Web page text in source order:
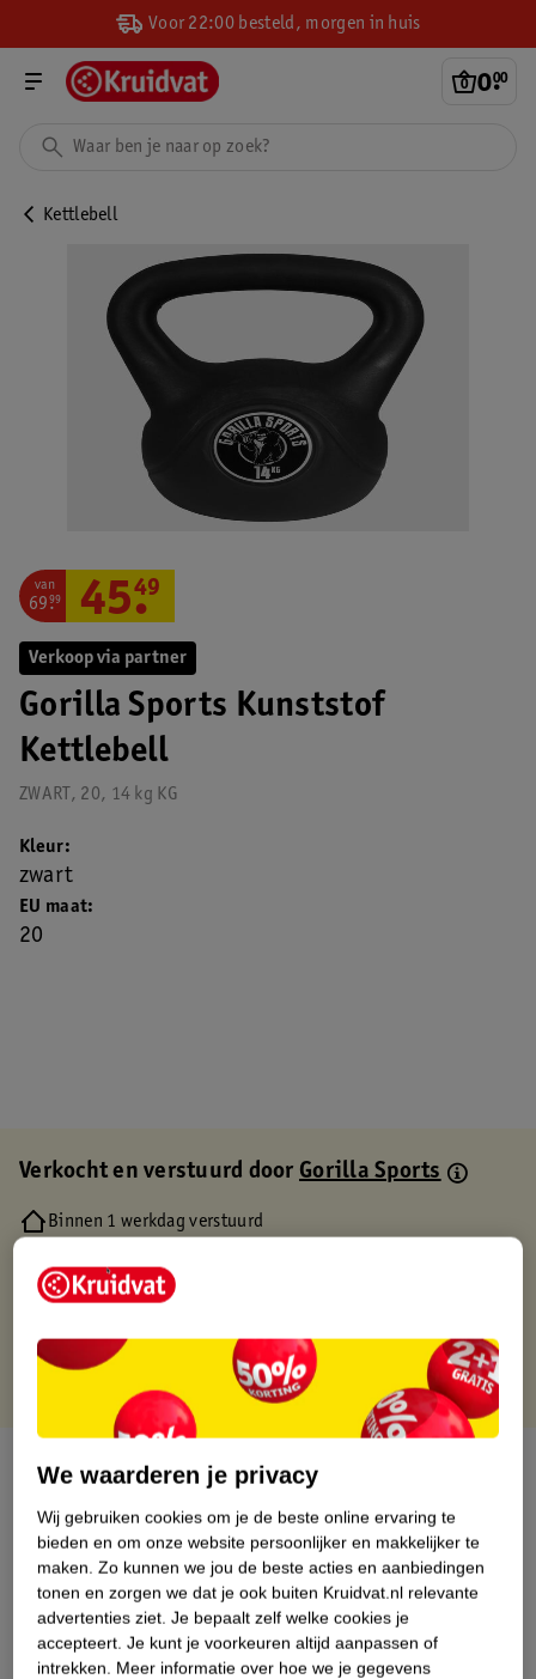
Voor 22:00 besteld, morgen in huis
0.
00
Kettlebell
Verkoop via partner
Gorilla Sports Kunststof
Kettlebell
ZWART, 20, 14 kg KG
van
69.
99 45.
49
EU maat
20
Kleur
zwart
Verkocht en verstuurd doorGorilla Sports
Binnen 1 werkdag verstuurd
Gratis retourneren via verkooppartner.
Gratis punten met je Kruidvat kaart
Over dit product
Productinformatie
Etiketinformatie
Nature Impact Score
We waarderen je privacy
Wij gebruiken cookies om je de beste online ervaring te
bieden en om onze website persoonlijker en makkelijker te
maken. Zo kunnen we jou de beste acties en aanbiedingen
tonen en zorgen we dat je ook buiten Kruidvat.nl relevante
advertenties ziet. Je bepaalt zelf welke cookies je
accepteert. Je kunt je voorkeuren altijd aanpassen of
intrekken. Meer informatie over hoe we je gegevens